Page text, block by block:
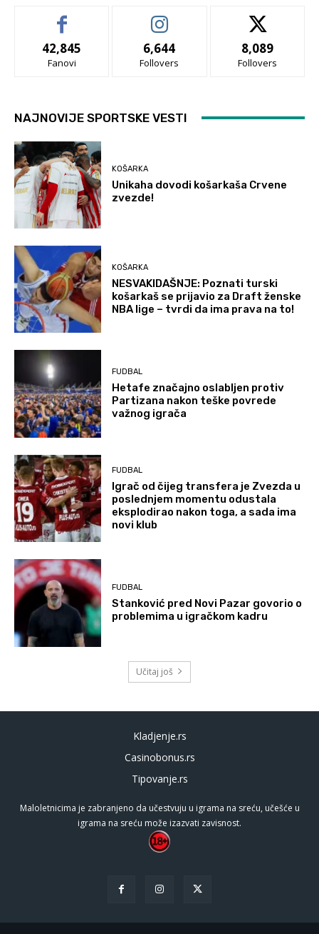
42,845
Fanovi
6,644
Follovers
8,089
Follovers
NAJNOVIJE SPORTSKE VESTI
KOŠARKA
Unikaha dovodi košarkaša Crvene
zvezde!
KOŠARKA
NESVAKIDAŠNJE: Poznati turski
košarkaš se prijavio za Draft ženske
NBA lige – tvrdi da ima prava na to!
FUDBAL
Hetafe značajno oslabljen protiv
Partizana nakon teške povrede
važnog igrača
FUDBAL
Igrač od čijeg transfera je Zvezda u
poslednjem momentu odustala
eksplodirao nakon toga, a sada ima
novi klub
FUDBAL
Stanković pred Novi Pazar govorio o
problemima u igračkom kadru
Učitaj još
Kladjenje.rs
Casinobonus.rs
Tipovanje.rs
Maloletnicima je zabranjeno da učestvuju u igrama na sreću, učešće u
igrama na sreću može izazvati zavisnost.